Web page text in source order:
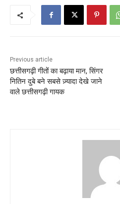
Previous article
छत्तीसगढ़ी गीतों का बढ़ाया मान, सिंगर
नितिन दुबे बने सबसे ज़्यादा देखे जाने
वाले छत्तीसगढ़ी गायक